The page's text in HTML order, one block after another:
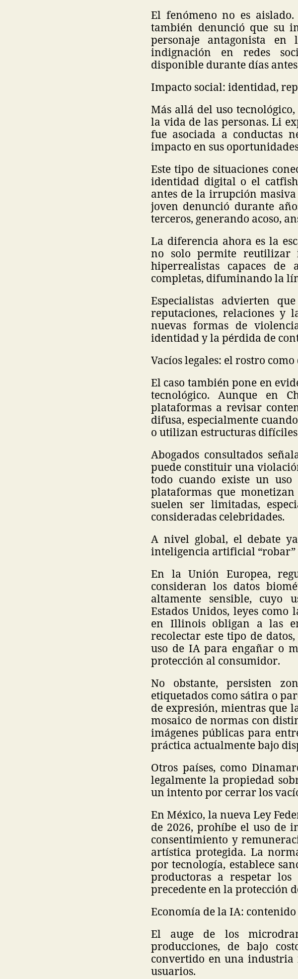
El fenómeno no es
también denunció que su
personaje antagonista en
indignación en redes
disponible durante días
Impacto social: identidad,
Más allá del uso
la vida de las personas. Li
fue asociada a conductas
impacto en sus
Este tipo de situaciones
identidad digital o el
antes de la irrupción
joven denunció durante
terceros, generando acoso,
La diferencia ahora es la
no solo permite reutilizar
hiperrealistas capaces
completas, difuminando la
Especialistas advierten
reputaciones, relaciones y
nuevas formas de
identidad y la pérdida de
Vacíos legales: el rostro
El caso también pone en
tecnológico. Aunque en
plataformas a revisar
difusa, especialmente
o utilizan estructuras
Abogados consultados
puede constituir una
todo cuando existe un
plataformas que
suelen ser limitadas,
consideradas celebridades.
A nivel global, el debate
inteligencia artificial “robar”
En la Unión Europea,
consideran los datos
altamente sensible, cuyo
Estados Unidos, leyes
en Illinois obligan a las
recolectar este tipo de
uso de IA para engañar o
protección al consumidor.
No obstante, persisten
etiquetados como sátira o
de expresión, mientras que
mosaico de normas con
imágenes públicas para
práctica actualmente bajo
Otros países, como
legalmente la propiedad
un intento por cerrar los
En México, la nueva Ley
de 2026, prohíbe el uso de
consentimiento y
artística protegida. La
por tecnología, establece
productoras a respetar los
precedente en la protección
Economía de la IA:
El auge de los
producciones, de bajo
convertido en una
usuarios.